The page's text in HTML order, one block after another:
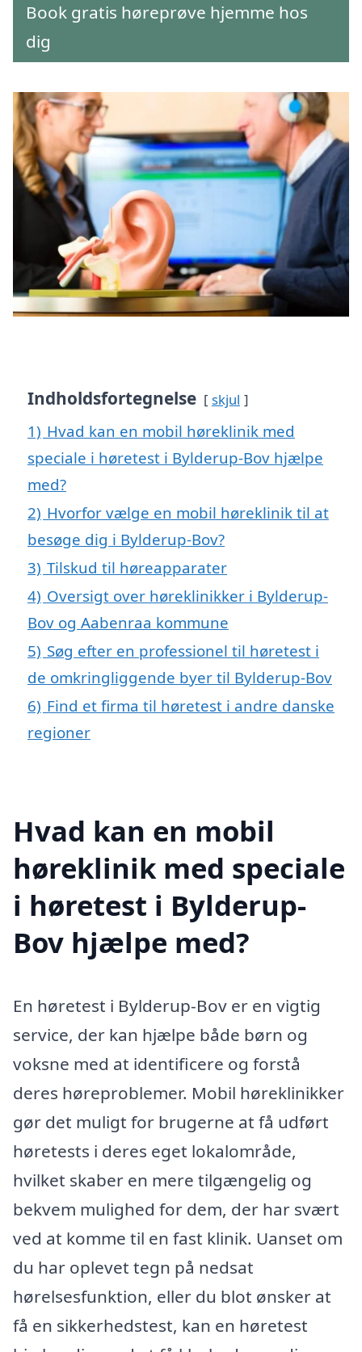
Book gratis høreprøve hjemme hos
dig
Indholdsfortegnelse skjul
1) Hvad kan en mobil høreklinik med
speciale i høretest i Bylderup-Bov hjælpe
med?
2) Hvorfor vælge en mobil høreklinik til at
besøge dig i Bylderup-Bov?
3) Tilskud til høreapparater
4) Oversigt over høreklinikker i Bylderup-
Bov og Aabenraa kommune
5) Søg efter en professionel til høretest i
de omkringliggende byer til Bylderup-Bov
6) Find et firma til høretest i andre danske
regioner
Hvad kan en mobil
høreklinik med speciale
i høretest i Bylderup-
Bov hjælpe med?
En høretest i Bylderup-Bov er en vigtig
service, der kan hjælpe både børn og
voksne med at identificere og forstå
deres høreproblemer. Mobil høreklinikker
gør det muligt for brugerne at få udført
høretests i deres eget lokalområde,
hvilket skaber en mere tilgængelig og
bekvem mulighed for dem, der har svært
ved at komme til en fast klinik. Uanset om
du har oplevet tegn på nedsat
hørelsesfunktion, eller du blot ønsker at
få en sikkerhedstest, kan en høretest